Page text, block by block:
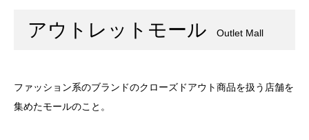
アウトレットモール Outlet Mall
ファッション系のブランドのクローズドアウト商品を扱う店舗を
集めたモールのこと。